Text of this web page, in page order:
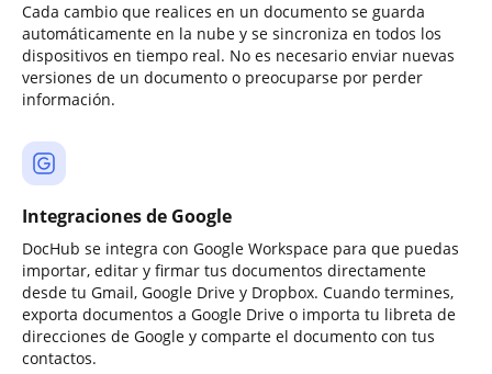
Cada cambio que realices en un documento se guarda
automáticamente en la nube y se sincroniza en todos los
dispositivos en tiempo real. No es necesario enviar nuevas
versiones de un documento o preocuparse por perder
información.
Integraciones de Google
DocHub se integra con Google Workspace para que puedas
importar, editar y firmar tus documentos directamente
desde tu Gmail, Google Drive y Dropbox. Cuando termines,
exporta documentos a Google Drive o importa tu libreta de
direcciones de Google y comparte el documento con tus
contactos.